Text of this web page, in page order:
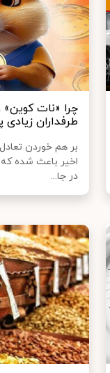
چرا «نات
طرفداران زیادی
اخیر باعث شده که
در جا...